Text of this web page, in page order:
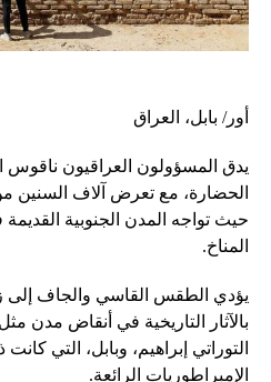
أور/ بابل، العراق
يدق المسؤولون العراقيون ناقوس
الحضارة، مع تعرض آلاف السنين
حيث تواجه المدن الجنوبية
المناخ.
يؤدي الطقس القاسي والجاف إلى
بالآثار التاريخية في أنقاض
التوراتي إبراهيم، وبابل، التي
الإمبراطوريات الرائعة.